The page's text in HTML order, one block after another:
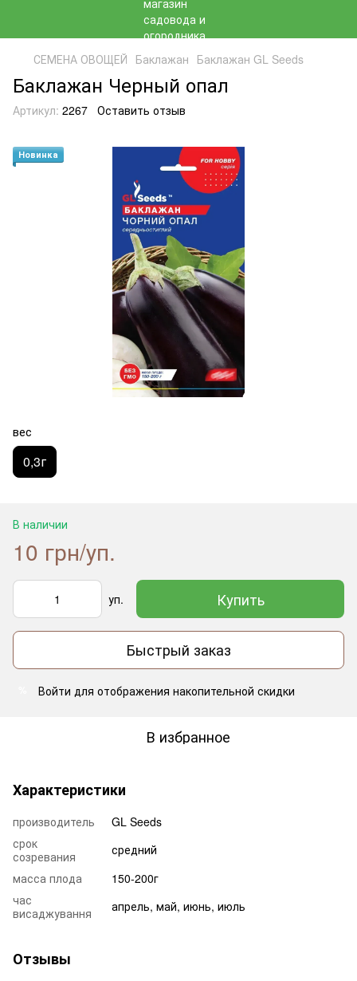
СЕМЕНА ОВОЩЕЙ Баклажан Баклажан GL Seeds
Баклажан Черный опал
Артикул: 2267 Оставить отзыв
Новинка
вес
0,3г
В наличии
10 грн/уп.
уп. Купить
Быстрый заказ
Войти для отображения накопительной скидки
В избранное
Характеристики
производитель
GL Seeds
срок
созревания
средний
масса плода
150-200г
час
висаджування
апрель, май, июнь, июль
Отзывы